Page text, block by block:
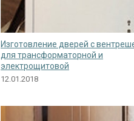
Изготовление дверей с
для трансформаторной и
электрощитовой
12.01.2018